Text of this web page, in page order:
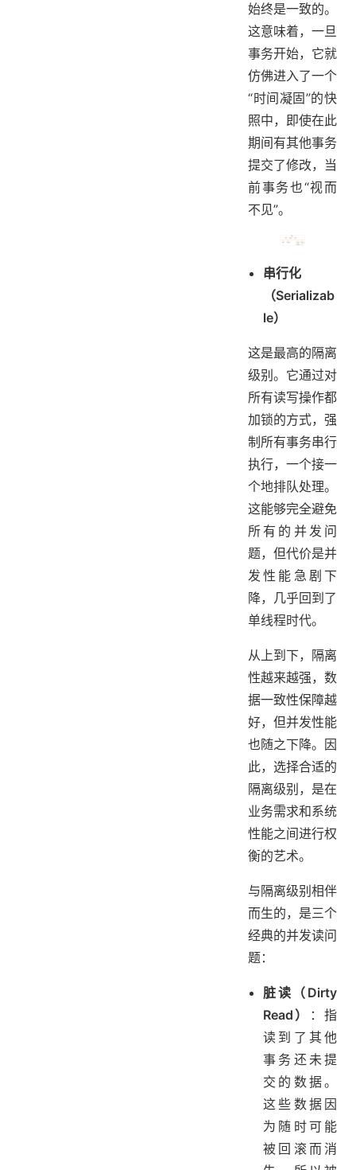
始终是一致的。
这意味着，一旦
事务开始，它就
仿佛进入了一个
“时间凝固”的快
照中，即使在此
期间有其他事务
提交了修改，当
前事务也“视而
不见”。
串行化
（Serializab
le）
这是最高的隔离
级别。它通过对
所有读写操作都
加锁的方式，强
制所有事务串行
执行，一个接一
个地排队处理。
这能够完全避免
所有的并发问
题，但代价是并
发性能急剧下
降，几乎回到了
单线程时代。
从上到下，隔离
性越来越强，数
据一致性保障越
好，但并发性能
也随之下降。因
此，选择合适的
隔离级别，是在
业务需求和系统
性能之间进行权
衡的艺术。
与隔离级别相伴
而生的，是三个
经典的并发读问
题：
脏读（Dirty
Read）
：指
读到了其他
事务还未提
交的数据。
这些数据因
为随时可能
被回滚而消